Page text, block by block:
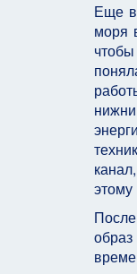
Еще
моря